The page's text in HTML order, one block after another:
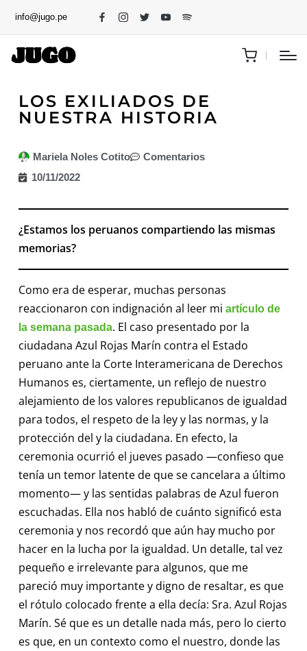
info@jugo.pe
LOS EXILIADOS DE
NUESTRA HISTORIA
Mariela Noles Cotito
Comentarios
10/11/2022
¿Estamos los peruanos compartiendo las mismas
memorias?
Como era de esperar, muchas personas
reaccionaron con indignación al leer mi artículo de
la semana pasada. El caso presentado por la
ciudadana Azul Rojas Marín contra el Estado
peruano ante la Corte Interamericana de Derechos
Humanos es, ciertamente, un reflejo de nuestro
alejamiento de los valores republicanos de igualdad
para todos, el respeto de la ley y las normas, y la
protección del y la ciudadana. En efecto, la
ceremonia ocurrió el jueves pasado —confieso que
tenía un temor latente de que se cancelara a último
momento— y las sentidas palabras de Azul fueron
escuchadas. Ella nos habló de cuánto significó esta
ceremonia y nos recordó que aún hay mucho por
hacer en la lucha por la igualdad. Un detalle, tal vez
pequeño e irrelevante para algunos, que me
pareció muy importante y digno de resaltar, es que
el rótulo colocado frente a ella decía: Sra. Azul Rojas
Marín. Sé que es un detalle nada más, pero lo cierto
es que, en un contexto como el nuestro, donde las